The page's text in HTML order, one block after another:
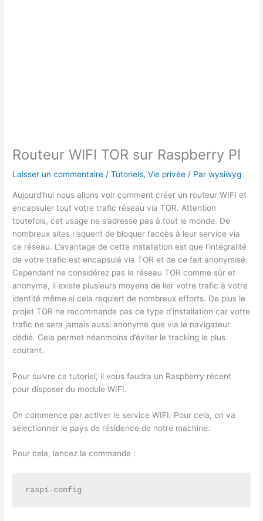
Routeur WIFI TOR sur Raspberry PI
Laisser un commentaire /Tutoriels,Vie privée / Parwysiwyg
Aujourd’hui nous allons voir comment créer un routeur WIFI et
encapsuler tout votre trafic réseau via TOR. Attention
toutefois, cet usage ne s’adresse pas à tout le monde. De
nombreux sites risquent de bloquer l’accès à leur service via
ce réseau. L’avantage de cette installation est que l’intégralité
de votre trafic est encapsulé via TOR et de ce fait anonymisé.
Cependant ne considérez pas le réseau TOR comme sûr et
anonyme, il existe plusieurs moyens de lier votre trafic à votre
identité même si cela requiert de nombreux efforts. De plus le
projet TOR ne recommande pas ce type d’installation car votre
trafic ne sera jamais aussi anonyme que via le navigateur
dédié. Cela permet néanmoins d’éviter le tracking le plus
courant.
Pour suivre ce tutoriel, il vous faudra un Raspberry récent
pour disposer du module WIFI.
On commence par activer le service WIFI. Pour cela, on va
sélectionner le pays de résidence de notre machine.
Pour cela, lancez la commande :
raspi-config